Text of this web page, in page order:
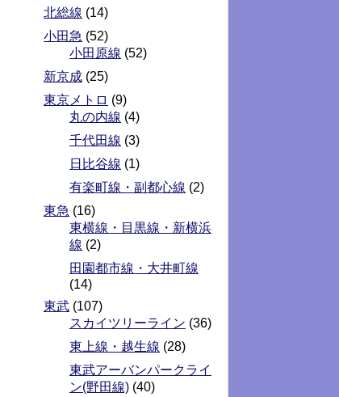
北総線 (14)
小田急 (52)
小田原線 (52)
新京成 (25)
東京メトロ (9)
丸の内線 (4)
千代田線 (3)
日比谷線 (1)
有楽町線・副都心線 (2)
東急 (16)
東横線・目黒線・新横浜
線 (2)
田園都市線・大井町線
(14)
東武 (107)
スカイツリーライン (36)
東上線・越生線 (28)
東武アーバンパークライ
ン(野田線) (40)